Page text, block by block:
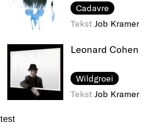
Cadavre
Tekst Job Kramer
Leonard Cohen
Wildgroei
Tekst Job Kramer
test